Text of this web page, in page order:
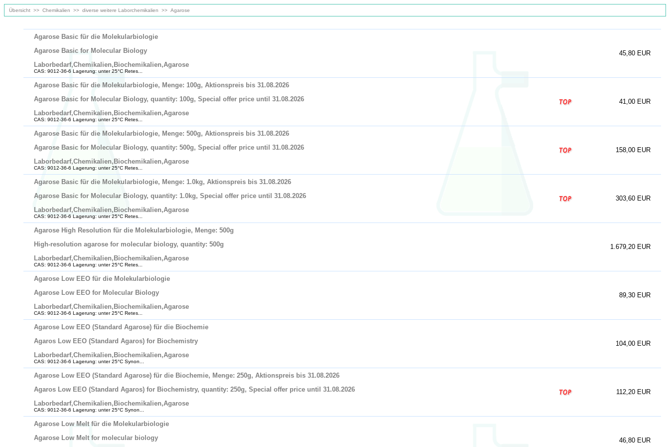
Übersicht >> Chemikalien >> diverse weitere Laborchemikalien >> Agarose
Agarose Basic für die Molekularbiologie
Agarose Basic for Molecular Biology
Laborbedarf,Chemikalien,Biochemikalien,Agarose
CAS: 9012-36-6 Lagerung: unter 25°C Retes...
45,80 EUR
Agarose Basic für die Molekularbiologie, Menge: 100g, Aktionspreis bis 31.08.2026
Agarose Basic for Molecular Biology, quantity: 100g, Special offer price until 31.08.2026
Laborbedarf,Chemikalien,Biochemikalien,Agarose
CAS: 9012-36-6 Lagerung: unter 25°C Retes...
41,00 EUR
Agarose Basic für die Molekularbiologie, Menge: 500g, Aktionspreis bis 31.08.2026
Agarose Basic for Molecular Biology, quantity: 500g, Special offer price until 31.08.2026
Laborbedarf,Chemikalien,Biochemikalien,Agarose
CAS: 9012-36-6 Lagerung: unter 25°C Retes...
158,00 EUR
Agarose Basic für die Molekularbiologie, Menge: 1.0kg, Aktionspreis bis 31.08.2026
Agarose Basic for Molecular Biology, quantity: 1.0kg, Special offer price until 31.08.2026
Laborbedarf,Chemikalien,Biochemikalien,Agarose
CAS: 9012-36-6 Lagerung: unter 25°C Retes...
303,60 EUR
Agarose High Resolution für die Molekularbiologie, Menge: 500g
High-resolution agarose for molecular biology, quantity: 500g
Laborbedarf,Chemikalien,Biochemikalien,Agarose
CAS: 9012-36-6 Lagerung: unter 25°C Retes...
1.679,20 EUR
Agarose Low EEO für die Molekularbiologie
Agarose Low EEO for Molecular Biology
Laborbedarf,Chemikalien,Biochemikalien,Agarose
CAS: 9012-36-6 Lagerung: unter 25°C Retes...
89,30 EUR
Agarose Low EEO (Standard Agarose) für die Biochemie
Agaros Low EEO (Standard Agaros) for Biochemistry
Laborbedarf,Chemikalien,Biochemikalien,Agarose
CAS: 9012-36-6 Lagerung: unter 25°C Synon...
104,00 EUR
Agarose Low EEO (Standard Agarose) für die Biochemie, Menge: 250g, Aktionspreis bis 31.08.2026
Agaros Low EEO (Standard Agaros) for Biochemistry, quantity: 250g, Special offer price until 31.08.2026
Laborbedarf,Chemikalien,Biochemikalien,Agarose
CAS: 9012-36-6 Lagerung: unter 25°C Synon...
112,20 EUR
Agarose Low Melt für die Molekularbiologie
Agarose Low Melt for molecular biology
46,80 EUR